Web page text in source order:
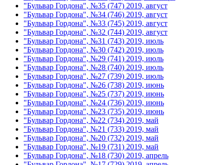
"Бульвар Гордона", №35 (747) 2019, август
"Бульвар Гордона", №34 (746) 2019, август
"Бульвар Гордона", №33 (745) 2019, август
"Бульвар Гордона", №32 (744) 2019, август
"Бульвар Гордона", №31 (743) 2019, июль
"Бульвар Гордона", №30 (742) 2019, июль
"Бульвар Гордона", №29 (741) 2019, июль
"Бульвар Гордона", №28 (740) 2019, июль
"Бульвар Гордона", №27 (739) 2019, июль
"Бульвар Гордона", №26 (738) 2019, июнь
"Бульвар Гордона", №25 (737) 2019, июнь
"Бульвар Гордона", №24 (736) 2019, июнь
"Бульвар Гордона", №23 (735) 2019, июнь
"Бульвар Гордона", №22 (734) 2019, май
"Бульвар Гордона", №21 (733) 2019, май
"Бульвар Гордона", №20 (732) 2019, май
"Бульвар Гордона", №19 (731) 2019, май
"Бульвар Гордона", №18 (730) 2019, апрель